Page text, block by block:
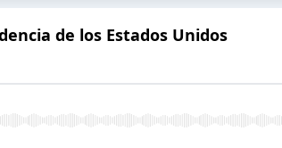
de los Estados Unidos